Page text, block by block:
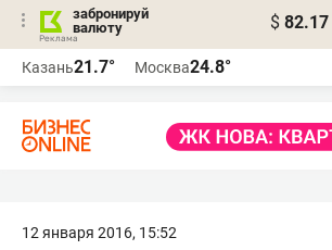
забронируй
валюту
$ 82.17
Казань21.7° Москва24.8°
12 января 2016, 15:52